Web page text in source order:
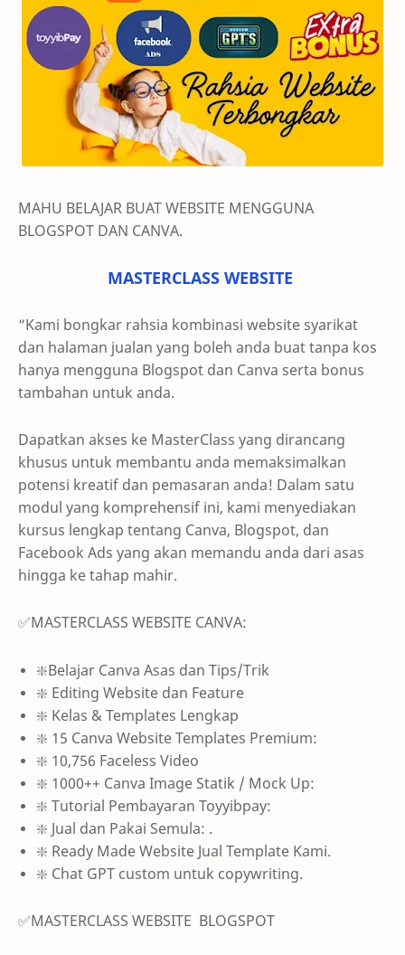
MAHU BELAJAR BUAT WEBSITE MENGGUNA
BLOGSPOT DAN CANVA.
MASTERCLASS WEBSITE
“Kami bongkar rahsia kombinasi website syarikat
dan halaman jualan yang boleh anda buat tanpa kos
hanya mengguna Blogspot dan Canva serta bonus
tambahan untuk anda.
Dapatkan akses ke MasterClass yang dirancang
khusus untuk membantu anda memaksimalkan
potensi kreatif dan pemasaran anda! Dalam satu
modul yang komprehensif ini, kami menyediakan
kursus lengkap tentang Canva, Blogspot, dan
Facebook Ads yang akan memandu anda dari asas
hingga ke tahap mahir.
✅MASTERCLASS WEBSITE CANVA:
❇️Belajar Canva Asas dan Tips/Trik
❇️ Editing Website dan Feature
❇️ Kelas & Templates Lengkap
❇️ 15 Canva Website Templates Premium:
❇️ 10,756 Faceless Video
❇️ 1000++ Canva Image Statik / Mock Up:
❇️ Tutorial Pembayaran Toyyibpay:
❇️ Jual dan Pakai Semula: .
❇️ Ready Made Website Jual Template Kami.
❇️ Chat GPT custom untuk copywriting.
✅MASTERCLASS WEBSITE BLOGSPOT